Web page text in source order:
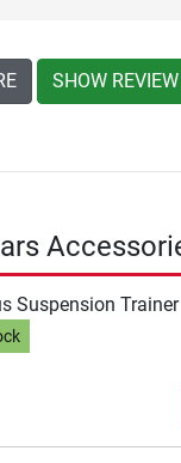
SHOW
Suspension Trainer